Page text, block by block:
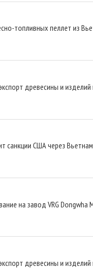
топливных пеллет из
древесины и
санкции США через Вьетнам
на завод VRG Dongwha
древесины и изделий